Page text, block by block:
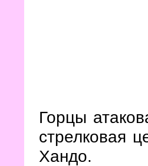
Горцы
стрелковая
Хандо.